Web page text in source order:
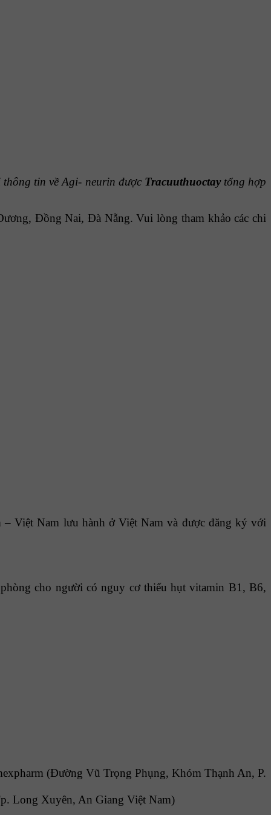
tin về Agi- neurin được Tracuuthuoctaytổng hợp
Đồng Nai, Đà Nẵng. Vui lòng tham khảo các chi
Việt Nam lưu hành ở Việt Nam và được đăng ký với
cho người có nguy cơ thiếu hụt vitamin B1, B6,
(Đường Vũ Trọng Phụng, Khóm Thạnh An, P.
Long Xuyên, An Giang Việt Nam)